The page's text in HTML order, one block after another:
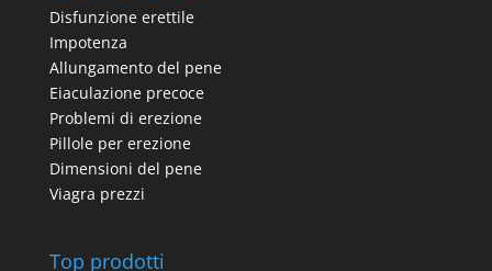
Disfunzione erettile
Impotenza
Allungamento del pene
Eiaculazione precoce
Problemi di erezione
Pillole per erezione
Dimensioni del pene
Viagra prezzi
Top prodotti